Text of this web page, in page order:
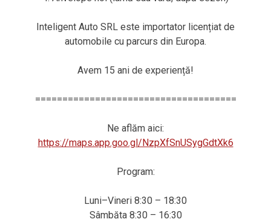
Inteligent Auto SRL este importator licențiat de
automobile cu parcurs din Europa.
Avem 15 ani de experiență!
=====================================
Ne aflăm aici:
https://maps.app.goo.gl/NzpXfSnUSygGdtXk6
Program:
Luni–Vineri 8:30 – 18:30
Sâmbăta 8:30 – 16:30